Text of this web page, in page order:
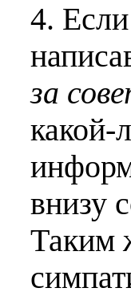
4.
за
какой-
внизу
Таким